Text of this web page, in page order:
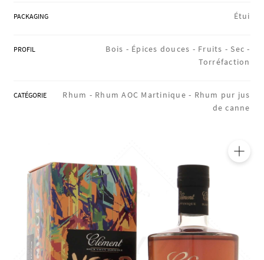
PACKAGING Étui
PROFIL Bois - Épices douces - Fruits - Sec -
Torréfaction
CATÉGORIE Rhum - Rhum AOC Martinique - Rhum pur jus
de canne